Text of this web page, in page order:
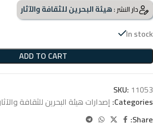
دار النشر :هيئة البحرين للثقافة والآثار
In stock
ADD TO CART
SKU: 11053
Categories: إصدارات هيئة البحرين للثقافة
Share: